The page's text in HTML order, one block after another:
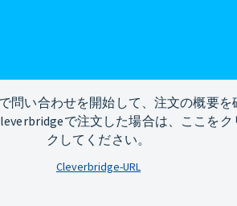
問い合わせを開始して、注文の概要を
で注文した場合は、ここをク
クしてください。
Cleverbridge-URL